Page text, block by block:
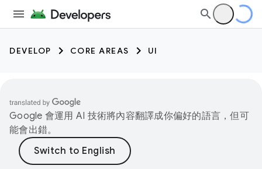
DEVELOP CORE AREAS UI
Google 會運用 AI 技術將內容翻譯成你偏好的語言，但可
能會出錯。